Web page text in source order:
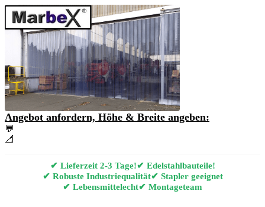
Angebot anfordern, Höhe & Breite angeben:
💬
📐
✔ Lieferzeit 2-3 Tage!✔ Edelstahlbauteile!
✔ Robuste Industriequalität✔ Stapler geeignet
✔ Lebensmittelecht✔ Montageteam